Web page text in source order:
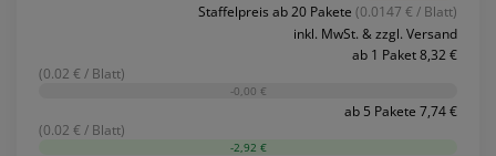
Staffelpreis ab 20 Pakete (0.0147 € / Blatt)
inkl. MwSt. & zzgl. Versand
ab 1 Paket 8,32 €
(0.02 € / Blatt)
-0,00 €
ab 5 Pakete 7,74 €
(0.02 € / Blatt)
-2,92 €